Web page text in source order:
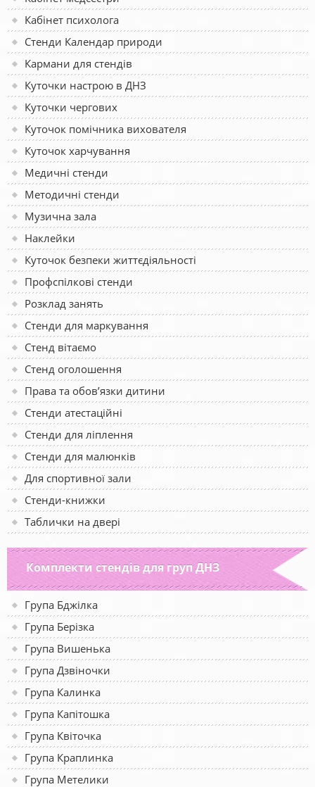
Кабінет психолога
Стенди Календар природи
Кармани для стендів
Куточки настрою в ДНЗ
Куточки чергових
Куточок помічника вихователя
Куточок харчування
Медичні стенди
Методичні стенди
Музична зала
Наклейки
Куточок безпеки життєдіяльності
Профспілкові стенди
Розклад занять
Стенди для маркування
Стенд вітаємо
Стенд оголошення
Права та обов’язки дитини
Стенди атестаційні
Стенди для ліплення
Стенди для малюнків
Для спортивної зали
Стенди-книжки
Таблички на двері
Комплекти стендів для груп ДНЗ
Група Бджілка
Група Берізка
Група Вишенька
Група Дзвіночки
Група Калинка
Група Капітошка
Група Квіточка
Група Краплинка
Група Метелики